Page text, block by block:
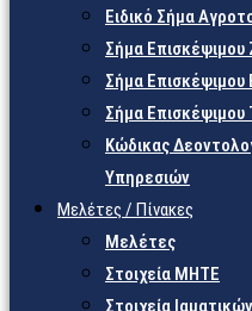
Ειδικό Σήμα
Σήμα Επισκέψιμου
Σήμα Επισκέψιμου
Σήμα Επισκέψιμου
Κώδικας
Υπηρεσιών
Μελέτες / Πίνακες
Μελέτες
Στοιχεία ΜΗΤΕ
Στοιχεία